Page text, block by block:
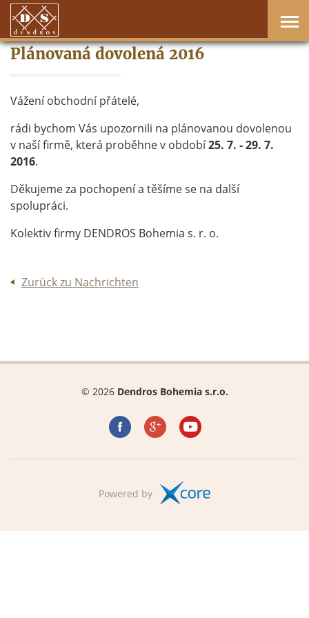
Plánovaná dovolená 2016
Vážení obchodní přátelé,
rádi bychom Vás upozornili na plánovanou dovolenou
v naší firmě, která proběhne v období25. 7. - 29. 7.
2016.
Děkujeme za pochopení a těšíme se na další
spolupráci.
Kolektiv firmy DENDROS Bohemia s. r. o.
Zurück zu Nachrichten
© 2026 Dendros Bohemia s.r.o.
Powered by